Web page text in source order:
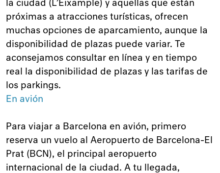
la ciudad (L’Eixample) y aquellas que están
próximas a atracciones turísticas, ofrecen
muchas opciones de aparcamiento, aunque la
disponibilidad de plazas puede variar. Te
aconsejamos consultar en línea y en tiempo
real la disponibilidad de plazas y las tarifas de
los parkings.
En avión
Para viajar a Barcelona en avión, primero
reserva un vuelo al Aeropuerto de Barcelona-El
Prat (BCN), el principal aeropuerto
internacional de la ciudad. A tu llegada,